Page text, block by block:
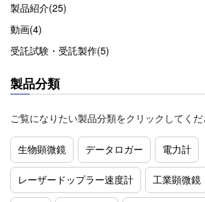
製品紹介(25)
動画(4)
受託試験・受託製作(5)
製品分類
ご覧になりたい製品分類をクリックしてくだ
生物顕微鏡 データロガー 電力計
レーザードップラー速度計 工業顕微鏡